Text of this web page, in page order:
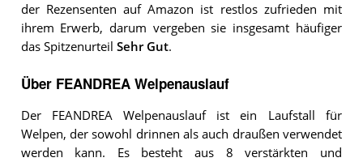
der Rezensenten auf Amazon ist restlos zufrieden mit
ihrem Erwerb, darum vergeben sie insgesamt häufiger
das Spitzenurteil Sehr Gut.
Über FEANDREA Welpenauslauf
Der FEANDREA Welpenauslauf ist ein Laufstall für
Welpen, der sowohl drinnen als auch draußen verwendet
werden kann. Es besteht aus 8 verstärkten und